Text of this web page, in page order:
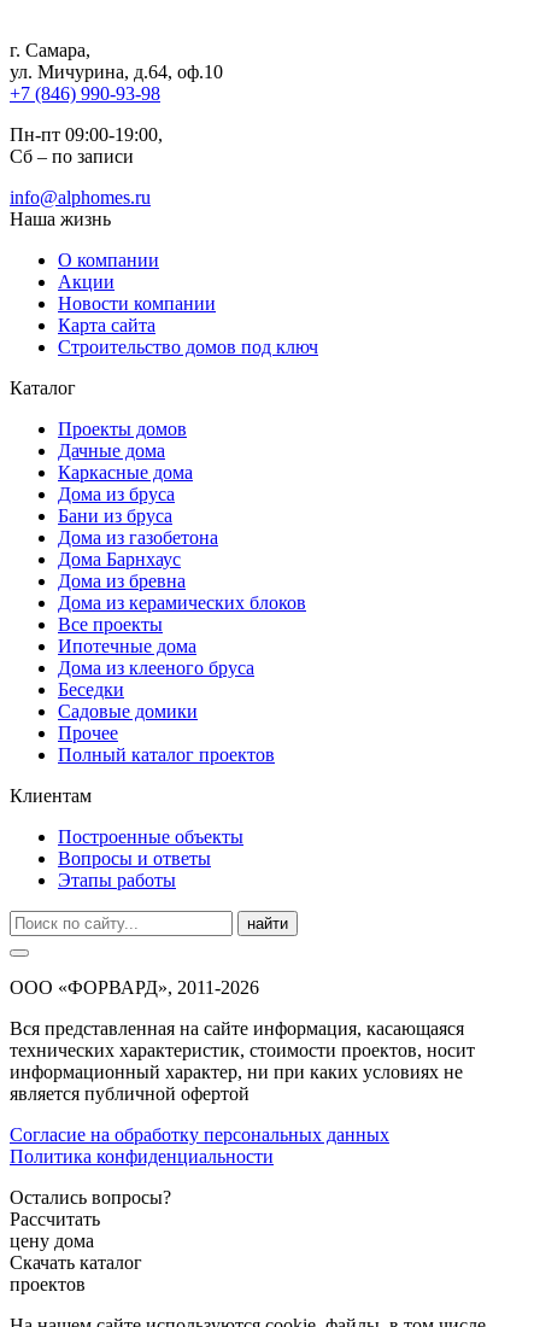
г. Самара,
ул. Мичурина, д.64, оф.10
+7 (846) 990-93-98
Пн-пт 09:00-19:00,
Сб – по записи
info@alphomes.ru
Наша жизнь
О компании
Акции
Новости компании
Карта сайта
Строительство домов под ключ
Каталог
Проекты домов
Дачные дома
Каркасные дома
Дома из бруса
Бани из бруса
Дома из газобетона
Дома Барнхаус
Дома из бревна
Дома из керамических блоков
Все проекты
Ипотечные дома
Дома из клееного бруса
Беседки
Садовые домики
Прочее
Полный каталог проектов
Клиентам
Построенные объекты
Вопросы и ответы
Этапы работы
найти
ООО «ФОРВАРД», 2011-2026
Вся представленная на сайте информация, касающаяся
технических характеристик, стоимости проектов, носит
информационный характер, ни при каких условиях не
является публичной офертой
Согласие на обработку персональных данных
Политика конфиденциальности
Остались вопросы?
Рассчитать
цену дома
Скачать каталог
проектов